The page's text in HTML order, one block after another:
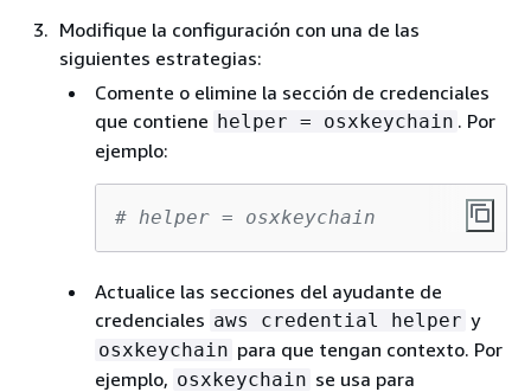
Modifique la configuración con una de las
siguientes estrategias:
Comente o elimine la sección de credenciales
que contiene helper = osxkeychain . Por
ejemplo:
# helper = osxkeychain
Actualice las secciones del ayudante de
credenciales aws credential helper y
osxkeychain para que tengan contexto. Por
ejemplo, osxkeychain se usa para